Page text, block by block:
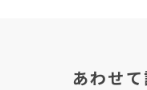
あわせ